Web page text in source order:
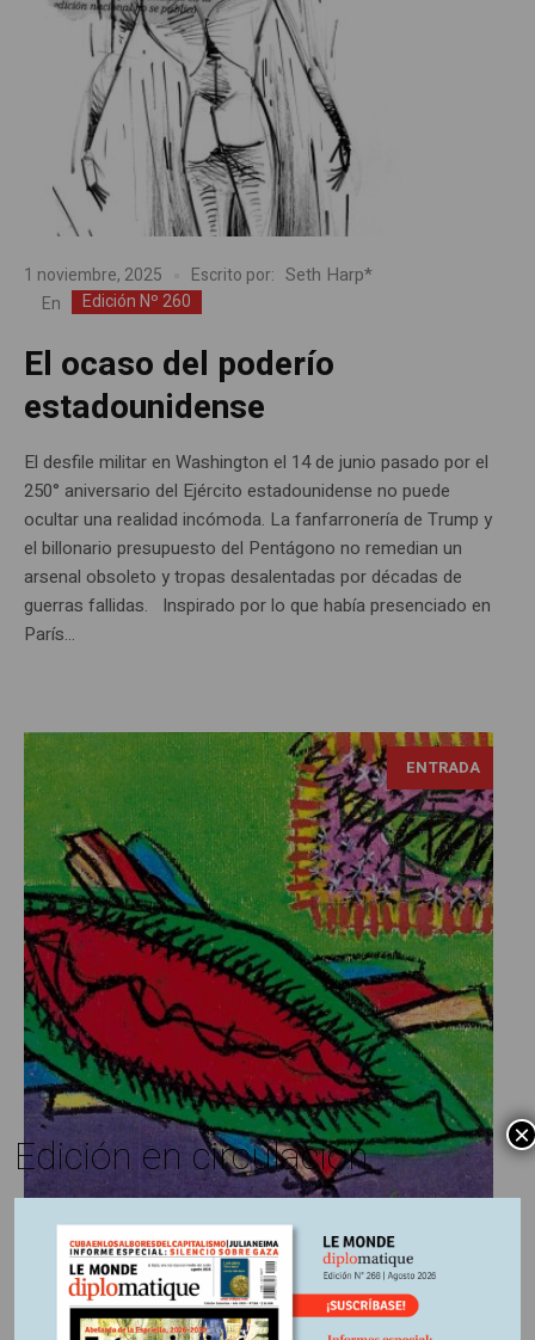
1 noviembre, 2025 Escrito por: Seth Harp*
En Edición Nº 260
El ocaso del poderío
estadounidense
El desfile militar en Washington el 14 de junio pasado por el
250° aniversario del Ejército estadounidense no puede
ocultar una realidad incómoda. La fanfarronería de Trump y
el billonario presupuesto del Pentágono no remedian un
arsenal obsoleto y tropas desalentadas por décadas de
guerras fallidas. Inspirado por lo que había presenciado en
París...
ENTRADA
1 noviembre, 2025 Escrito por: En Edición Nº 260
Los hutíes vencen al imperio
Edición en circulación ×